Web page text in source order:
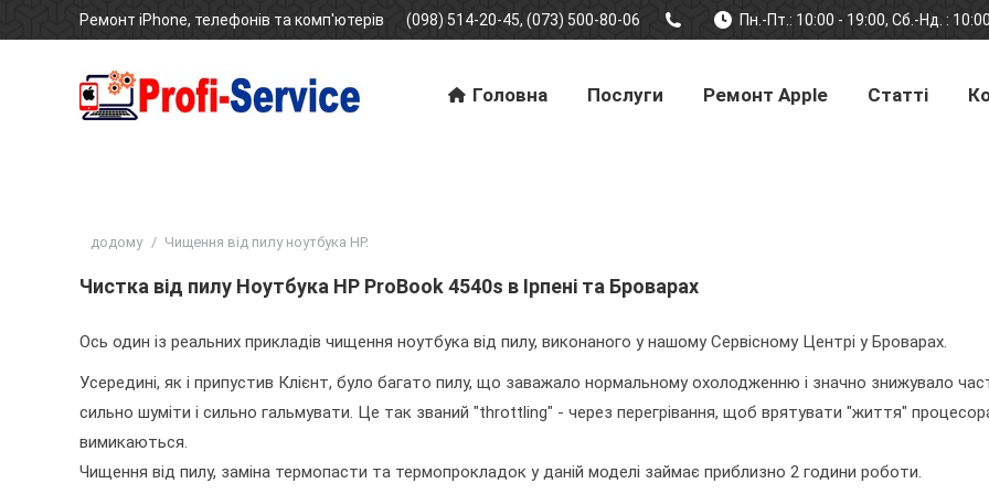
Ремонт iPhone, телефонів та комп'ютерів (098) 514-20-45, (073) 500-80-06 Пн.-Пт.: 10:00 - 19:00, Сб.-Нд. :
Головна Послуги Ремонт Apple Статті
Ти тут:
додому Чищення від пилу ноутбука HP.
Чистка від пилу Ноутбука HP ProBook 4540s в Ірпені та Броварах
Ось один із реальних прикладів чищення ноутбука від пилу, виконаного у нашому Сервісному Центрі у Броварах.
Усередині, як і припустив Клієнт, було багато пилу, що заважало нормальному охолодженню і значно знижувало
сильно шуміти і сильно гальмувати. Це так званий "throttling" - через перегрівання, щоб врятувати "життя"
вимикаються.
Чищення від пилу, заміна термопасти та термопрокладок у даній моделі займає приблизно 2 години роботи.